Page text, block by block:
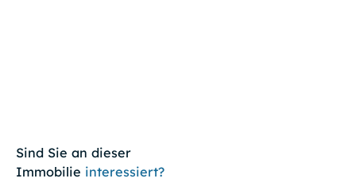
Sind Sie an dieser
Immobilie interessiert?